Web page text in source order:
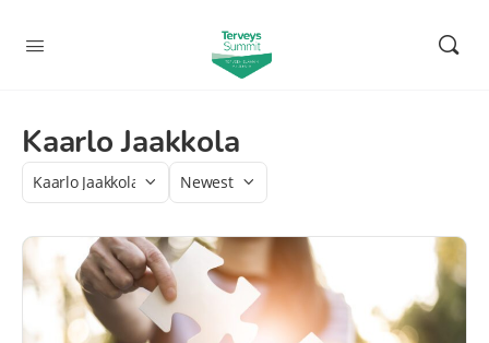
Kaarlo Jaakkola
Category
Sort